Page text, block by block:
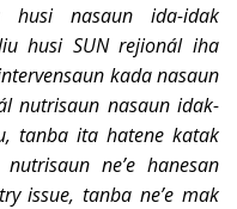
nasaun ida-idak
husi SUN rejionál iha
kada nasaun
nutrisaun nasaun idak-
tanba ita hatene katak
ne’e hanesan
issue, tanba ne’e mak